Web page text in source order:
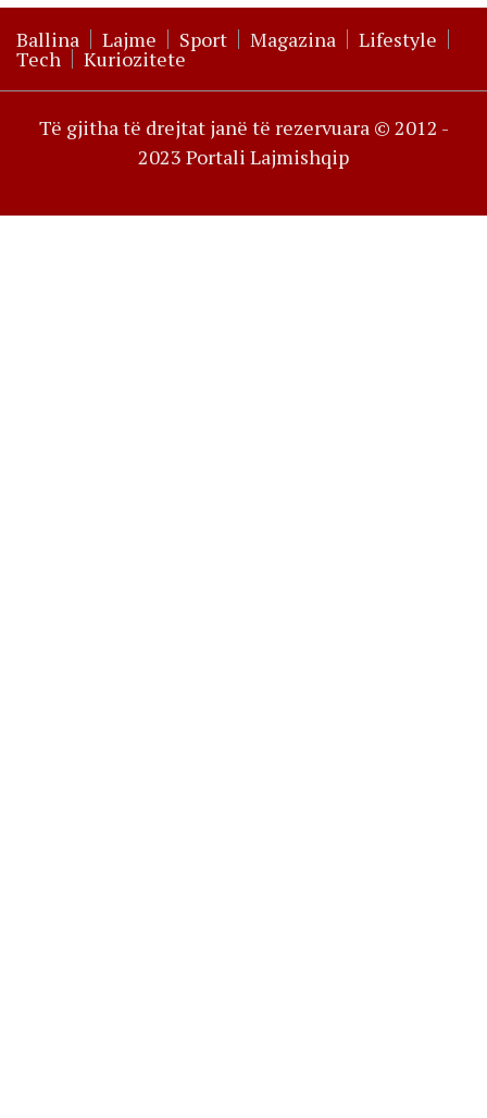
Ballina Lajme Sport Magazina Lifestyle
Tech Kuriozitete
Të gjitha të drejtat janë të rezervuara © 2012 -
2023 Portali Lajmishqip